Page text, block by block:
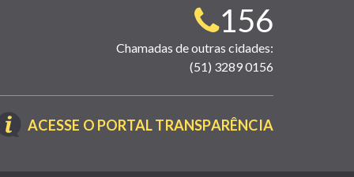
Telefone
para
contato:
156
Chamadas de outras cidades:
(51) 3289 0156
ACESSE O PORTAL TRANSPARÊNCIA(LINK